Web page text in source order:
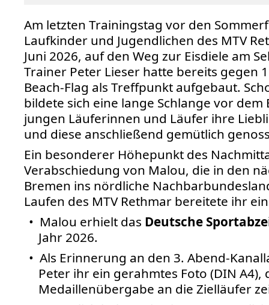
Am letzten Trainingstag vor den
Laufkinder und Jugendlichen des MTV
Juni 2026, auf den Weg zur Eisdiele am
Trainer Peter Lieser hatte bereits gegen
Beach-Flag als Treffpunkt aufgebaut.
bildete sich eine lange Schlange vor dem
jungen Läuferinnen und Läufer ihre
und diese anschließend gemütlich
Ein besonderer Höhepunkt des
Verabschiedung von Malou, die in den
Bremen ins nördliche
Laufen des MTV Rethmar bereitete ihr
• Malou erhielt das Deutsche
Jahr 2026.
• Als Erinnerung an den 3. Abend-
Peter ihr ein gerahmtes Foto (DIN A4),
Medaillenübergabe an die Zielläufer